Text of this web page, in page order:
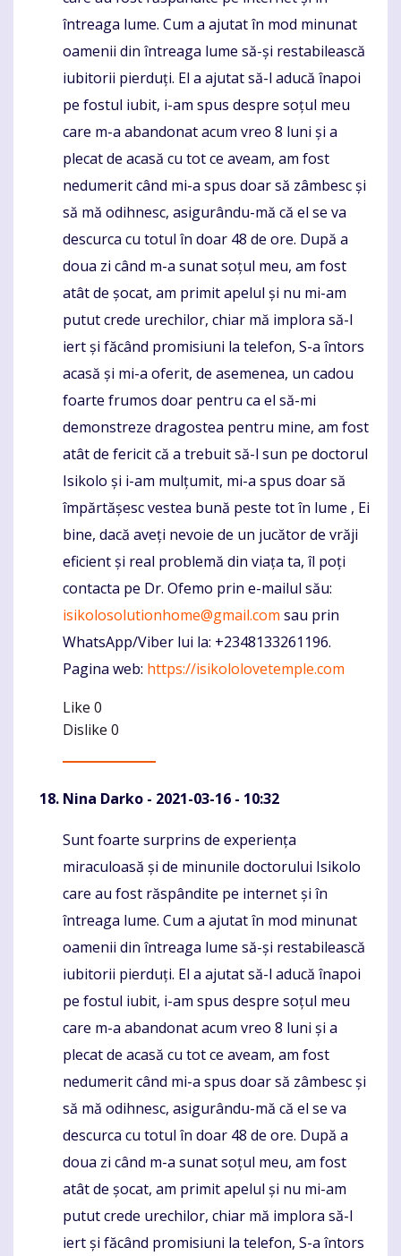
întreaga lume. Cum a ajutat în mod minunat
oamenii din întreaga lume să-și restabilească
iubitorii pierduți. El a ajutat să-l aducă înapoi
pe fostul iubit, i-am spus despre soțul meu
care m-a abandonat acum vreo 8 luni și a
plecat de acasă cu tot ce aveam, am fost
nedumerit când mi-a spus doar să zâmbesc și
să mă odihnesc, asigurându-mă că el se va
descurca cu totul în doar 48 de ore. După a
doua zi când m-a sunat soțul meu, am fost
atât de șocat, am primit apelul și nu mi-am
putut crede urechilor, chiar mă implora să-l
iert și făcând promisiuni la telefon, S-a întors
acasă și mi-a oferit, de asemenea, un cadou
foarte frumos doar pentru ca el să-mi
demonstreze dragostea pentru mine, am fost
atât de fericit că a trebuit să-l sun pe doctorul
Isikolo și i-am mulțumit, mi-a spus doar să
împărtășesc vestea bună peste tot în lume , Ei
bine, dacă aveți nevoie de un jucător de vrăji
eficient și real problemă din viața ta, îl poți
contacta pe Dr. Ofemo prin e-mailul său:
isikolosolutionhome@gmail.com sau prin
WhatsApp/Viber lui la: +2348133261196.
Pagina web: https://isikololovetemple.com
Like 0
Dislike 0
Nina Darko - 2021-03-16 - 10:32
Komentaras
Sunt foarte surprins de experiența
miraculoasă și de minunile doctorului Isikolo
care au fost răspândite pe internet și în
întreaga lume. Cum a ajutat în mod minunat
oamenii din întreaga lume să-și restabilească
iubitorii pierduți. El a ajutat să-l aducă înapoi
pe fostul iubit, i-am spus despre soțul meu
care m-a abandonat acum vreo 8 luni și a
plecat de acasă cu tot ce aveam, am fost
nedumerit când mi-a spus doar să zâmbesc și
să mă odihnesc, asigurându-mă că el se va
descurca cu totul în doar 48 de ore. După a
doua zi când m-a sunat soțul meu, am fost
atât de șocat, am primit apelul și nu mi-am
putut crede urechilor, chiar mă implora să-l
iert și făcând promisiuni la telefon, S-a întors